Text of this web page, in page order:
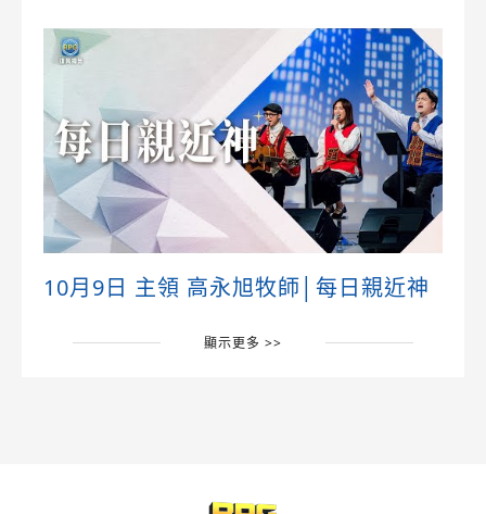
10月9日 主領 高永旭牧師│每日親近神
顯示更多 >>